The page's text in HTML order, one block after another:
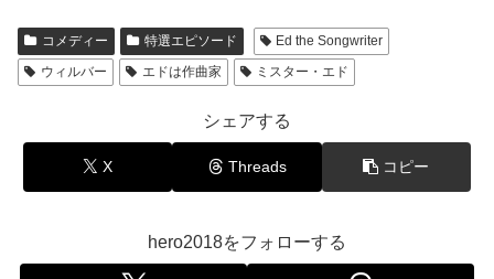
コメディー 特選エピソード
Ed the Songwriter
ウィルバー
エドは作曲家 ミスター・エド
シェアする
X Threads コピー
hero2018をフォローする